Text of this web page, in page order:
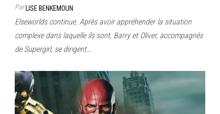
ParLISE BENKEMOUN
Elseworlds continue. Après avoir appréhender la situation
complexe dans laquelle ils sont, Barry et Oliver, accompagnés
de Supergirl, se dirigent…